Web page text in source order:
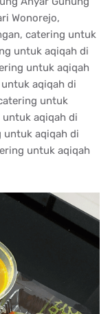
Wonorejo,
catering untuk
untuk aqiqah di
untuk aqiqah
aqiqah di
untuk
untuk aqiqah di
untuk aqiqah di
untuk aqiqah